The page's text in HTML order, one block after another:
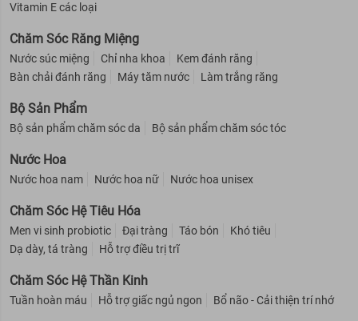
Vitamin E các loại
Chăm Sóc Răng Miệng
Nước súc miệng Chỉ nha khoa
Kem đánh răng
Bàn chải đánh răng
Máy tăm nước Làm trắng răng
Bộ Sản Phẩm
Bộ sản phẩm chăm sóc da Bộ sản phẩm chăm sóc tóc
Nước Hoa
Nước hoa nam Nước hoa nữ Nước hoa unisex
Chăm Sóc Hệ Tiêu Hóa
Men vi sinh probiotic Đại tràng Táo bón
Khó tiêu
Dạ dày, tá tràng
Hỗ trợ điều trị trĩ
Chăm Sóc Hệ Thần Kinh
Tuần hoàn máu Hỗ trợ giấc ngủ ngon Bổ não - Cải thiện trí nhớ